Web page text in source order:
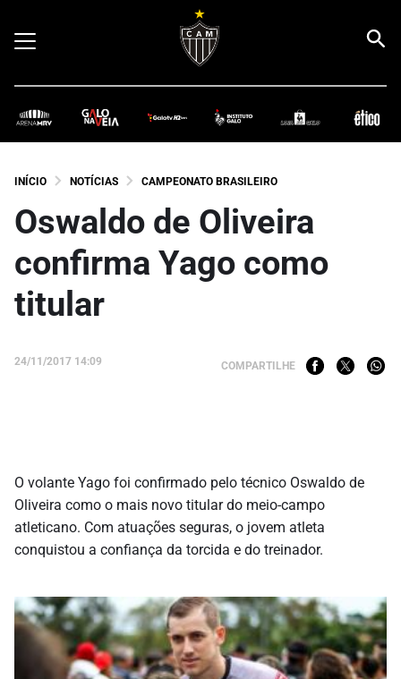
INÍCIO NOTÍCIAS CAMPEONATO BRASILEIRO
Oswaldo de Oliveira
confirma Yago como
titular
24/11/2017 14:09 COMPARTILHE
O volante Yago foi confirmado pelo técnico Oswaldo de
Oliveira como o mais novo titular do meio-campo
atleticano. Com atuações seguras, o jovem atleta
conquistou a confiança da torcida e do treinador.